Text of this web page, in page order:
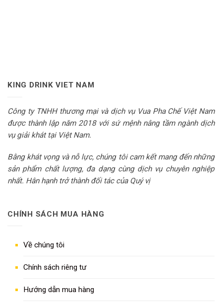
KING DRINK VIET NAM
Công ty TNHH thương mại và dịch vụ Vua Pha Chế Việt Nam
được thành lập năm 2018 với sứ mệnh nâng tầm ngành dịch
vụ giải khát tại Việt Nam.
Bằng khát vọng và nỗ lực, chúng tôi cam kết mang đến những
sản phẩm chất lượng, đa dạng cùng dịch vụ chuyên nghiệp
nhất. Hân hạnh trở thành đối tác của Quý vị
CHÍNH SÁCH MUA HÀNG
Về chúng tôi
Chính sách riêng tư
Hướng dẫn mua hàng